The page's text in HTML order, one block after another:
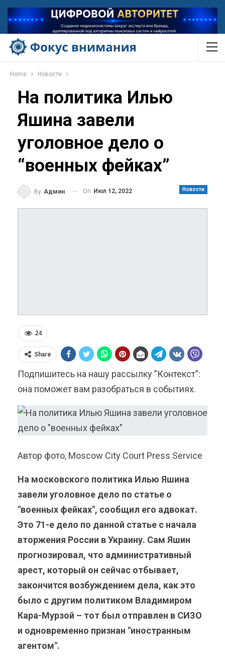
Home Новости
На политика Илью
Яшина завели
уголовное дело о
“военных фейках”
Новости
By Админ On Июл 12, 2022
24
Share
Подпишитесь на нашу рассылку ”Контекст”:
она поможет вам разобраться в событиях.
Автор фото, Moscow City Court Press Service
На московского политика Илью Яшина
завели уголовное дело по статье о
"военных фейках", сообщил его адвокат.
Это 71-е дело по данной статье с начала
вторжения России в Украину. Сам Яшин
прогнозировал, что административный
арест, который он сейчас отбывает,
закончится возбуждением дела, как это
было с другим политиком Владимиром
Кара-Мурзой – тот был отправлен в СИЗО
и одновременно признан "иностранным
агентом".